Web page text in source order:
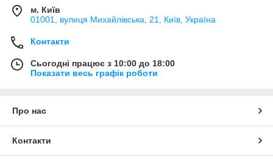
м. Київ
01001, вулиця Михайлівська, 21, Київ, Україна
Контакти
Сьогодні працює з 10:00 до 18:00
Показати весь графік роботи
Про нас
Контакти